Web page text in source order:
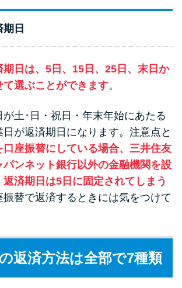
日
期日は、5日、15日、25日、末日か
て選ぶことができます。
が土･日・祝日・年末年始にあたる
が返済期日になります。注意点と
口座振替にしている場合、三井住友
ンネット銀行以外の金融機関を設
済期日は5日に固定されてしまう
振替で返済するときには気をつけて
返済方法は全部で7種類